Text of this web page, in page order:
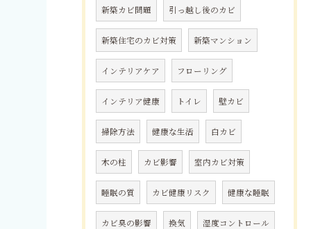
新築カビ問題 引っ越し後のカビ
新築住宅のカビ対策 新築マンション
インテリアケア フローリング
インテリア健康 トイレ 壁カビ
掃除方法 健康な生活 白カビ
木の柱 カビ影響 室内カビ対策
睡眠の質 カビ健康リスク 健康な睡眠
カビ臭の影響 換気 湿度コントロール